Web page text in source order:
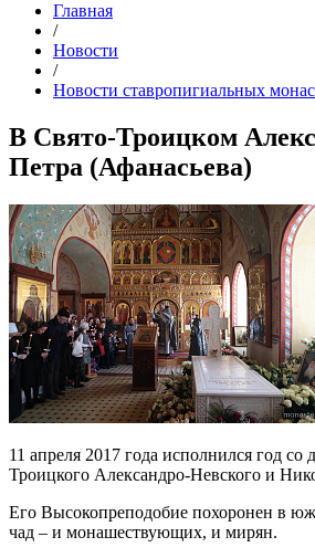
Главная
/
Новости
/
Новости ставропигиальных
В Свято-Троицком
Петра (Афанасьева)
11 апреля 2017 года исполнился год
Троицкого Александро-Невского и
Его Высокопреподобие похоронен в
чад – и монашествующих, и мирян.